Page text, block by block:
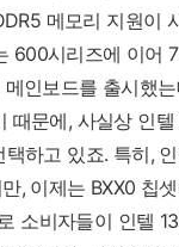
메모리 지원이
600시리즈에 이어
인보드를 출시했
문에, 사실상 인
하고 있죠. 특히,
, 이제는 BXX0 칩
소비자들이 인텔